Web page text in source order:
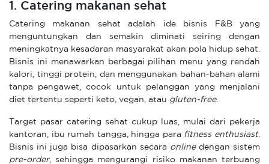
1. Catering makanan sehat
Catering makanan sehat adalah ide bisnis F&B yang
menguntungkan dan semakin diminati seiring dengan
meningkatnya kesadaran masyarakat akan pola hidup sehat.
Bisnis ini menawarkan berbagai pilihan menu yang rendah
kalori, tinggi protein, dan menggunakan bahan-bahan alami
tanpa pengawet, cocok untuk pelanggan yang menjalani
diet tertentu seperti keto, vegan, atau gluten-free.
Target pasar catering sehat cukup luas, mulai dari pekerja
kantoran, ibu rumah tangga, hingga para fitness enthusiast.
Bisnis ini juga bisa dipasarkan secara onlinedengan sistem
pre-order, sehingga mengurangi risiko makanan terbuang